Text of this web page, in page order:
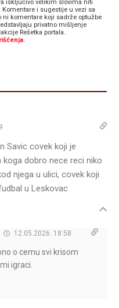
isključivo velikim slovima niti
i sugestije u vezi sa
komentare koji sadrže optužbe
privatno mišljenje
Rešetka portala.
Savic covek koji je
dobro nece reci niko
njega u ulici, covek koji
u Leskovac
12.05.2026. 18:58
o cemu svi krisom
igraci.